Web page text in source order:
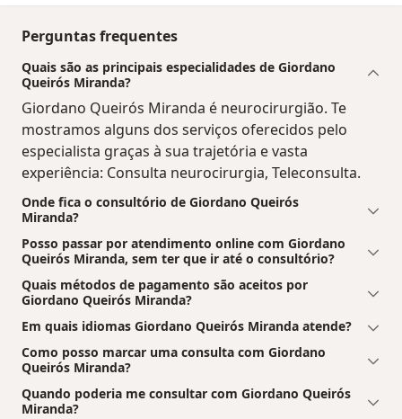
Perguntas frequentes
Quais são as principais especialidades de Giordano
Queirós Miranda?
Giordano Queirós Miranda é neurocirurgião. Te
mostramos alguns dos serviços oferecidos pelo
especialista graças à sua trajetória e vasta
experiência: Consulta neurocirurgia, Teleconsulta.
Onde fica o consultório de Giordano Queirós
Miranda?
Posso passar por atendimento online com Giordano
Queirós Miranda, sem ter que ir até o consultório?
Quais métodos de pagamento são aceitos por
Giordano Queirós Miranda?
Em quais idiomas Giordano Queirós Miranda atende?
Como posso marcar uma consulta com Giordano
Queirós Miranda?
Quando poderia me consultar com Giordano Queirós
Miranda?